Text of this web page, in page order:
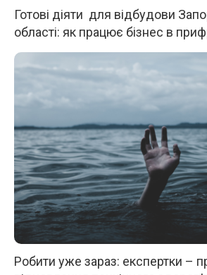
Готові діяти для відбудови
області: як працює бізнес в
Робити уже зараз: експертки –